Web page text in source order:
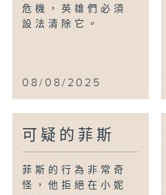
危機，英雄們必須
設法清除它。
08/08/2025
可疑的菲斯
菲斯的行為非常奇
怪，他拒絕在小妮